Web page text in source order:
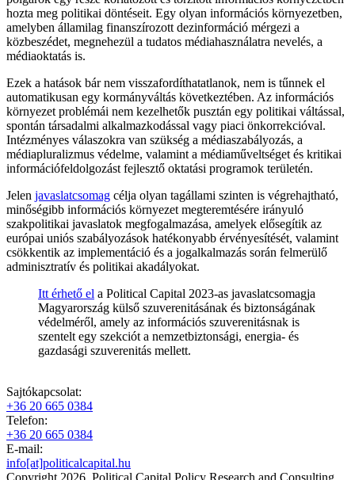
hozta meg politikai döntéseit. Egy olyan információs környezetben,
amelyben államilag finanszírozott dezinformáció mérgezi a
közbeszédet, megnehezül a tudatos médiahasználatra nevelés, a
médiaoktatás is.
Ezek a hatások bár nem visszafordíthatatlanok, nem is tűnnek el
automatikusan egy kormányváltás következtében. Az információs
környezet problémái nem kezelhetők pusztán egy politikai váltással,
spontán társadalmi alkalmazkodással vagy piaci önkorrekcióval.
Intézményes válaszokra van szükség a médiaszabályozás, a
médiapluralizmus védelme, valamint a médiaműveltséget és kritikai
információfeldolgozást fejlesztő oktatási programok területén.
Jelen javaslatcsomag célja olyan tagállami szinten is végrehajtható,
minőségibb információs környezet megteremtésére irányuló
szakpolitikai javaslatok megfogalmazása, amelyek elősegítik az
európai uniós szabályozások hatékonyabb érvényesítését, valamint
csökkentik az implementáció és a jogalkalmazás során felmerülő
adminisztratív és politikai akadályokat.
Itt érhető el a Political Capital 2023-as javaslatcsomagja
Magyarország külső szuverenitásának és biztonságának
védelméről, amely az információs szuverenitásnak is
szentelt egy szekciót a nemzetbiztonsági, energia- és
gazdasági szuverenitás mellett.
Sajtókapcsolat:
+36 20 665 0384
Telefon:
+36 20 665 0384
E-mail:
info[at]politicalcapital.hu
Copyright 2026. Political Capital Policy Research and Consulting